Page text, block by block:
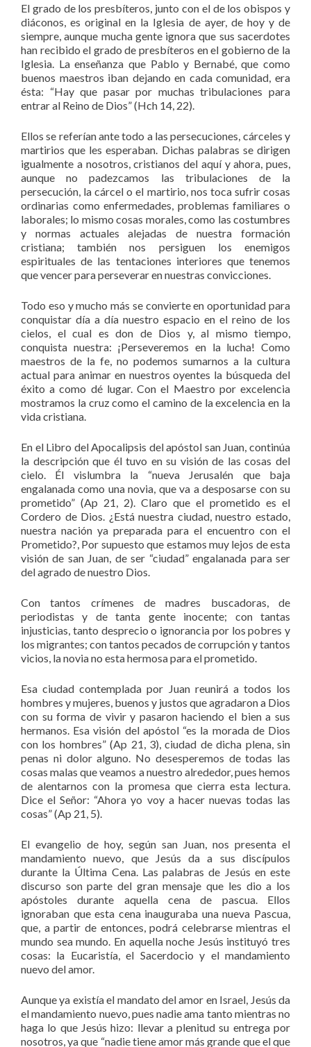
El grado de los presbíteros, junto con el de los obispos y
diáconos, es original en la Iglesia de ayer, de hoy y de
siempre, aunque mucha gente ignora que sus sacerdotes
han recibido el grado de presbíteros en el gobierno de la
Iglesia. La enseñanza que Pablo y Bernabé, que como
buenos maestros iban dejando en cada comunidad, era
ésta: “Hay que pasar por muchas tribulaciones para
entrar al Reino de Dios” (Hch 14, 22).
Ellos se referían ante todo a las persecuciones, cárceles y
martirios que les esperaban. Dichas palabras se dirigen
igualmente a nosotros, cristianos del aquí y ahora, pues,
aunque no padezcamos las tribulaciones de la
persecución, la cárcel o el martirio, nos toca sufrir cosas
ordinarias como enfermedades, problemas familiares o
laborales; lo mismo cosas morales, como las costumbres
y normas actuales alejadas de nuestra formación
cristiana; también nos persiguen los enemigos
espirituales de las tentaciones interiores que tenemos
que vencer para perseverar en nuestras convicciones.
Todo eso y mucho más se convierte en oportunidad para
conquistar día a día nuestro espacio en el reino de los
cielos, el cual es don de Dios y, al mismo tiempo,
conquista nuestra: ¡Perseveremos en la lucha! Como
maestros de la fe, no podemos sumarnos a la cultura
actual para animar en nuestros oyentes la búsqueda del
éxito a como dé lugar. Con el Maestro por excelencia
mostramos la cruz como el camino de la excelencia en la
vida cristiana.
En el Libro del Apocalipsis del apóstol san Juan, continúa
la descripción que él tuvo en su visión de las cosas del
cielo. Él vislumbra la “nueva Jerusalén que baja
engalanada como una novia, que va a desposarse con su
prometido” (Ap 21, 2). Claro que el prometido es el
Cordero de Dios. ¿Está nuestra ciudad, nuestro estado,
nuestra nación ya preparada para el encuentro con el
Prometido?, Por supuesto que estamos muy lejos de esta
visión de san Juan, de ser “ciudad” engalanada para ser
del agrado de nuestro Dios.
Con tantos crímenes de madres buscadoras, de
periodistas y de tanta gente inocente; con tantas
injusticias, tanto desprecio o ignorancia por los pobres y
los migrantes; con tantos pecados de corrupción y tantos
vicios, la novia no esta hermosa para el prometido.
Esa ciudad contemplada por Juan reunirá a todos los
hombres y mujeres, buenos y justos que agradaron a Dios
con su forma de vivir y pasaron haciendo el bien a sus
hermanos. Esa visión del apóstol “es la morada de Dios
con los hombres” (Ap 21, 3), ciudad de dicha plena, sin
penas ni dolor alguno. No desesperemos de todas las
cosas malas que veamos a nuestro alrededor, pues hemos
de alentarnos con la promesa que cierra esta lectura.
Dice el Señor: “Ahora yo voy a hacer nuevas todas las
cosas” (Ap 21, 5).
El evangelio de hoy, según san Juan, nos presenta el
mandamiento nuevo, que Jesús da a sus discípulos
durante la Última Cena. Las palabras de Jesús en este
discurso son parte del gran mensaje que les dio a los
apóstoles durante aquella cena de pascua. Ellos
ignoraban que esta cena inauguraba una nueva Pascua,
que, a partir de entonces, podrá celebrarse mientras el
mundo sea mundo. En aquella noche Jesús instituyó tres
cosas: la Eucaristía, el Sacerdocio y el mandamiento
nuevo del amor.
Aunque ya existía el mandato del amor en Israel, Jesús da
el mandamiento nuevo, pues nadie ama tanto mientras no
haga lo que Jesús hizo: llevar a plenitud su entrega por
nosotros, ya que “nadie tiene amor más grande que el que